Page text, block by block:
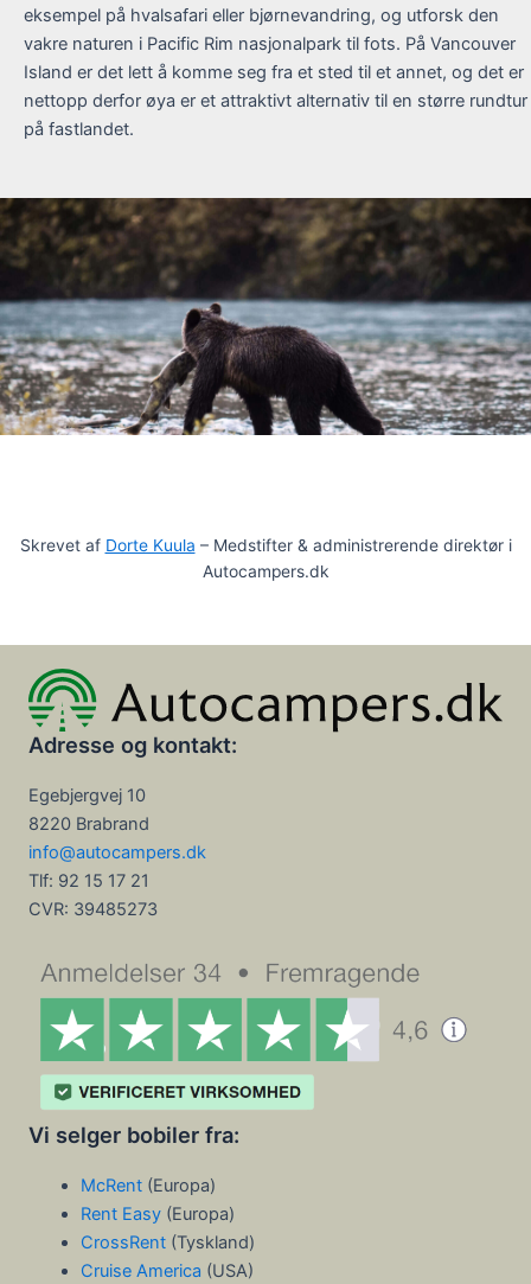
eksempel på hvalsafari eller bjørnevandring, og utforsk den
vakre naturen i Pacific Rim nasjonalpark til fots. På Vancouver
Island er det lett å komme seg fra et sted til et annet, og det er
nettopp derfor øya er et attraktivt alternativ til en større rundtur
på fastlandet.
Skrevet af Dorte Kuula – Medstifter & administrerende direktør i
Autocampers.dk
Adresse og kontakt:
Egebjergvej 10
8220 Brabrand
info@autocampers.dk
Tlf: 92 15 17 21
CVR: 39485273
Vi selger bobiler fra:
McRent(Europa)
Rent Easy(Europa)
CrossRent(Tyskland)
Cruise America (USA)